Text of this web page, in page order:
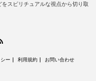
スピリチュアルな視点から切り取
ー 利用規約 お問い合わせ